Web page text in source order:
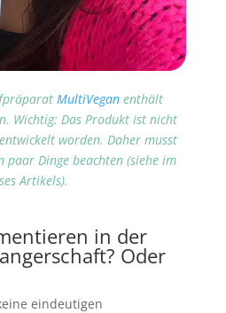
MultiVeganenthält
Wichtig: Das Produkt ist nicht
worden. Daher musst
paar Dinge beachten (siehe im
Artikels).
in der
Oder
eindeutigen